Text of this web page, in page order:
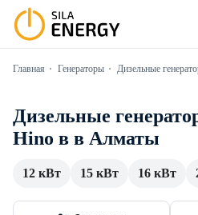
Главная Генераторы Дизельные
Дизельные
Hino в в Алматы
12 кВт 15 кВт 16 кВт